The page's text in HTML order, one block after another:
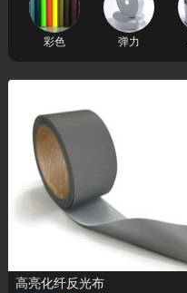
彩色 弹力
高亮化纤反光布